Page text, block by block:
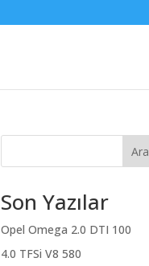
Ara
Son Yazılar
Opel Omega 2.0 DTI 100
4.0 TFSi V8 580